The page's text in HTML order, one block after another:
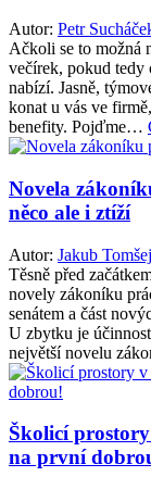
Autor: Petr
Ačkoli se to možná
večírek, pokud tedy
nabízí. Jasně,
konat u vás ve
benefity. Pojďme…
Novela
něco ale i ztíží
Autor: Jakub Tomšej
Těsně před
novely zákoníku
senátem a část
U zbytku je
největší novelu
Školicí
na první